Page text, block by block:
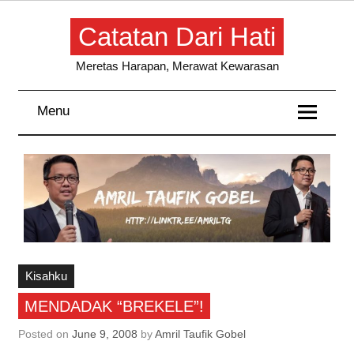
Skip
Catatan Dari Hati
Meretas Harapan, Merawat Kewarasan
Menu
Kisahku
MENDADAK “BREKELE”!
Posted on June 9, 2008 byAmril Taufik Gobel